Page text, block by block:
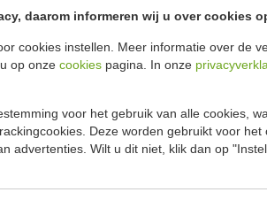
daarom informeren wij u over cookies
cookies instellen. Meer informatie over de
op onze cookies pagina. In onze
voor het gebruik van alle cookies,
Deze worden gebruikt voor het
advertenties. Wilt u dit niet, klik dan op
en is daarmee
worden met
regelbaar.
Model
Max folie
Film roll
Max